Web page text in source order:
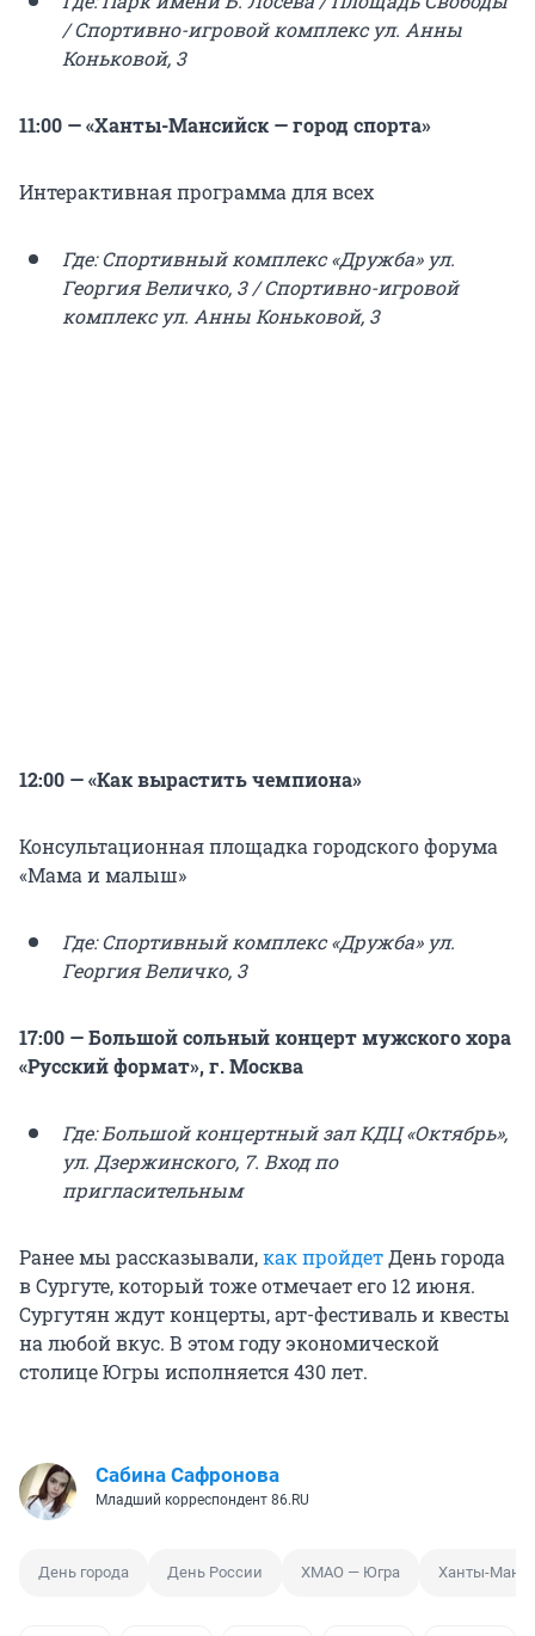
/ Спортивно-игровой комплекс ул. Анны
Коньковой, 3
11:00 — «Ханты-Мансийск — город спорта»
Интерактивная программа для всех
Где: Спортивный комплекс «Дружба» ул.
Георгия Величко, 3 / Спортивно-игровой
комплекс ул. Анны Коньковой, 3
12:00 — «Как вырастить чемпиона»
Консультационная площадка городского форума
«Мама и малыш»
Где: Спортивный комплекс «Дружба» ул.
Георгия Величко, 3
17:00 — Большой сольный концерт мужского хора
«Русский формат», г. Москва
Где: Большой концертный зал КДЦ «Октябрь»,
ул. Дзержинского, 7. Вход по
пригласительным
Ранее мы рассказывали,как пройдетДень города
в Сургуте, который тоже отмечает его 12 июня.
Сургутян ждут концерты, арт-фестиваль и квесты
на любой вкус. В этом году экономической
столице Югры исполняется 430 лет.
Сабина Сафронова
Младший корреспондент 86.RU
День города День России ХМАО — Югра Ханты-